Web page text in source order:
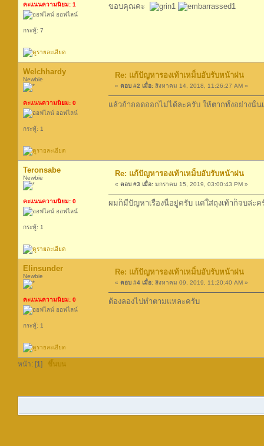
คะแนนความนิยม: 1
ออฟไลน์
กระทู้: 7
ขอบคุณคะ
Welchhardy
Newbie
คะแนนความนิยม: 0
ออฟไลน์
กระทู้: 1
Re: แก้ปัญหารองเท้าเหม็บอับรับหน้าฝน
« ตอบ #2 เมื่อ: สิงหาคม 14, 2018, 11:26:27 AM »
แล้วถ้าถอดออกไม่ได้ละครับ ให้ตากทั้งอย่างนั้
Teronsabe
Newbie
คะแนนความนิยม: 0
ออฟไลน์
กระทู้: 1
Re: แก้ปัญหารองเท้าเหม็บอับรับหน้าฝน
« ตอบ #3 เมื่อ: มกราคม 15, 2019, 03:00:43 PM »
ผมก็มีปัญหาเรื่องนี้อยู่ครับ แค่ใส่ถุงเท้าก็จบล่ะค
Elinsunder
Newbie
คะแนนความนิยม: 0
ออฟไลน์
กระทู้: 1
Re: แก้ปัญหารองเท้าเหม็บอับรับหน้าฝน
« ตอบ #4 เมื่อ: สิงหาคม 09, 2019, 11:20:40 AM »
ต้องลองไปทำตามแหละครับ
หน้า: [1] ขึ้นบน